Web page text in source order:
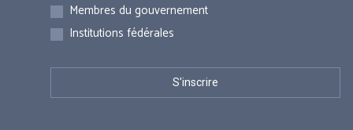
Membres du gouvernement
Institutions fédérales